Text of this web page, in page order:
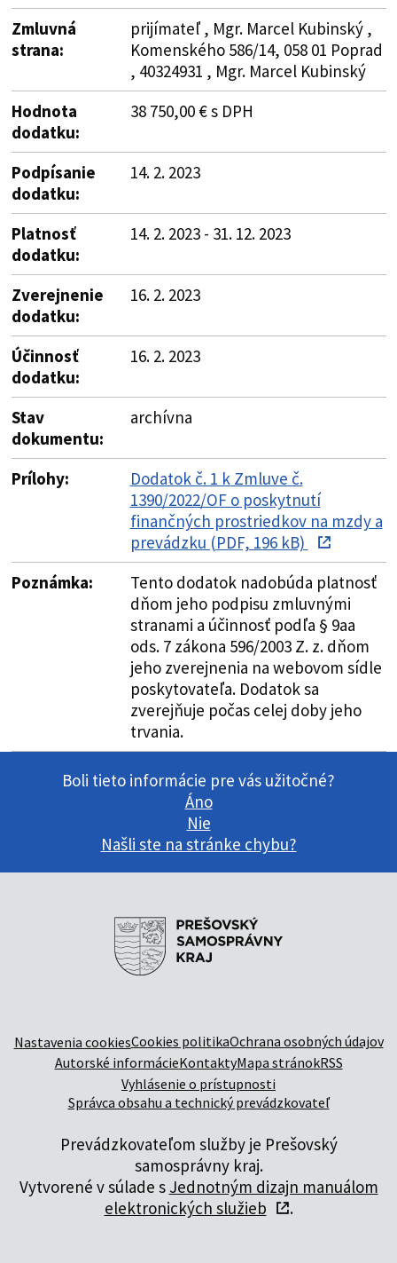
Zmluvná
strana:
prijímateľ , Mgr. Marcel Kubinský ,
Komenského 586/14, 058 01 Poprad
, 40324931 , Mgr. Marcel Kubinský
Hodnota
dodatku:
38 750,00 € s DPH
Podpísanie
dodatku:
14. 2. 2023
Platnosť
dodatku:
14. 2. 2023 - 31. 12. 2023
Zverejnenie
dodatku:
16. 2. 2023
Účinnosť
dodatku:
16. 2. 2023
Stav
dokumentu:
archívna
Prílohy:
Dodatok č. 1 k Zmluve č.
1390/2022/OF o poskytnutí
finančných prostriedkov na mzdy a
prevádzku (PDF, 196 kB)
Poznámka:
Tento dodatok nadobúda platnosť
dňom jeho podpisu zmluvnými
stranami a účinnosť podľa § 9aa
ods. 7 zákona 596/2003 Z. z. dňom
jeho zverejnenia na webovom sídle
poskytovateľa. Dodatok sa
zverejňuje počas celej doby jeho
trvania.
Boli tieto informácie pre vás užitočné?
Áno
Nie
Našli ste na stránke chybu?
Nastavenia cookiesCookies politikaOchrana osobných údajov
Autorské informácieKontaktyMapa stránokRSS
Vyhlásenie o prístupnosti
Správca obsahu a technický prevádzkovateľ
Prevádzkovateľom služby je Prešovský
samosprávny kraj.
Vytvorené v súlade s Jednotným dizajn manuálom
elektronických služieb
.